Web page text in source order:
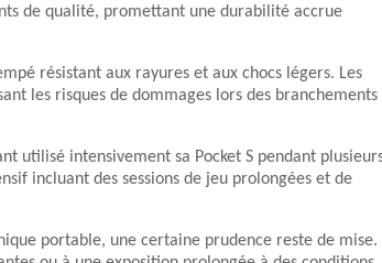
de qualité, promettant une durabilité accrue
résistant aux rayures et aux chocs légers. Les
les risques de dommages lors des branchements
utilisé intensivement sa Pocket S pendant
incluant des sessions de jeu prolongées et de
portable, une certaine prudence reste de mise.